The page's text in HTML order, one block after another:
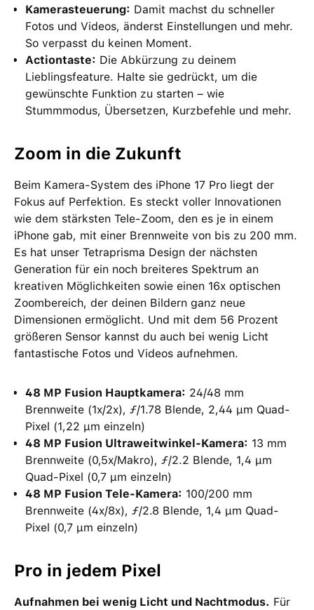
Kamerasteuerung: Damit machst du schneller
Fotos und Videos, änderst Einstellungen und mehr.
So verpasst du keinen Moment.
Actiontaste: Die Abkürzung zu deinem
Lieblingsfeature. Halte sie gedrückt, um die
gewünschte Funktion zu starten – wie
Stummmodus, Übersetzen, Kurzbefehle und mehr.
Zoom in die Zukunft
Beim Kamera-System des iPhone 17 Pro liegt der
Fokus auf Perfektion. Es steckt voller Innovationen
wie dem stärksten Tele-Zoom, den es je in einem
iPhone gab, mit einer Brennweite von bis zu 200 mm.
Es hat unser Tetraprisma Design der nächsten
Generation für ein noch breiteres Spektrum an
kreativen Möglichkeiten sowie einen 16x optischen
Zoombereich, der deinen Bildern ganz neue
Dimensionen ermöglicht. Und mit dem 56 Prozent
größeren Sensor kannst du auch bei wenig Licht
fantastische Fotos und Videos aufnehmen.
48 MP Fusion Hauptkamera: 24/48 mm
Brennweite (1x/2x), ƒ/1.78 Blende, 2,44 μm Quad-
Pixel (1,22 μm einzeln)
48 MP Fusion Ultraweitwinkel-Kamera: 13 mm
Brennweite (0,5x/Makro), ƒ/2.2 Blende, 1,4 μm
Quad-Pixel (0,7 μm einzeln)
48 MP Fusion Tele-Kamera: 100/200 mm
Brennweite (4x/8x), ƒ/2.8 Blende, 1,4 μm Quad-
Pixel (0,7 μm einzeln)
Pro in jedem Pixel
Aufnahmen bei wenig Licht und Nachtmodus. Für